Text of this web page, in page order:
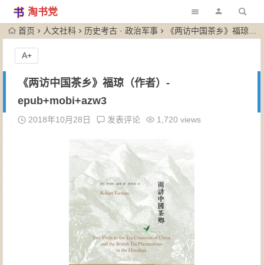
淘书党
首页 人文社科 历史考古 · 政治军事 《两访中国茶乡》福琼（作者）-epub+mobi+azw3
《两访中国茶乡》福琼（作者）-
epub+mobi+azw3
2018年10月28日 发表评论 1,720 views
A+